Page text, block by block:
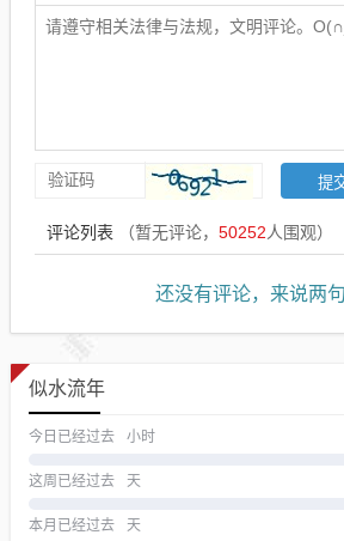
评论列表 （暂无评论， 50252人围观）
还没有评论，来说两
似水流年
今日已经过去 小时
这周已经过去 天
本月已经过去 天